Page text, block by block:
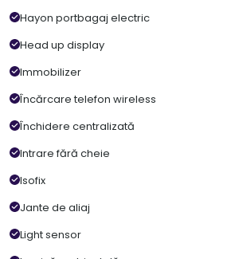
Hayon portbagaj electric
Head up display
Immobilizer
Încărcare telefon wireless
Închidere centralizată
Intrare fără cheie
Isofix
Jante de aliaj
Light sensor